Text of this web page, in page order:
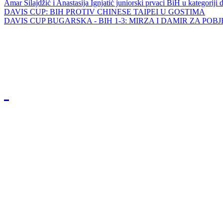
Amar Silajdžić i Anastasija Ignjatić juniorski prvaci BiH u kategoriji
DAVIS CUP: BIH PROTIV CHINESE TAIPEI U GOSTIMA
DAVIS CUP BUGARSKA - BIH 1-3: MIRZA I DAMIR ZA